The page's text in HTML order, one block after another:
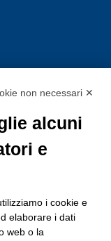
9:00 alle ore 14:00
non necessari ✕
alcuni
e
i cookie e
elaborare i dati
web o la